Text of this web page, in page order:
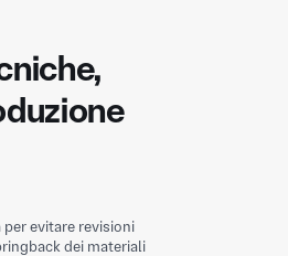
evitare revisioni
dei materiali